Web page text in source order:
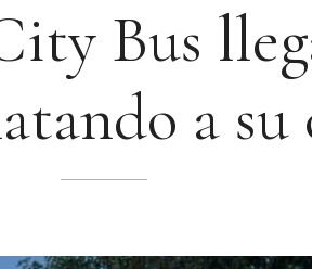
Bus
a